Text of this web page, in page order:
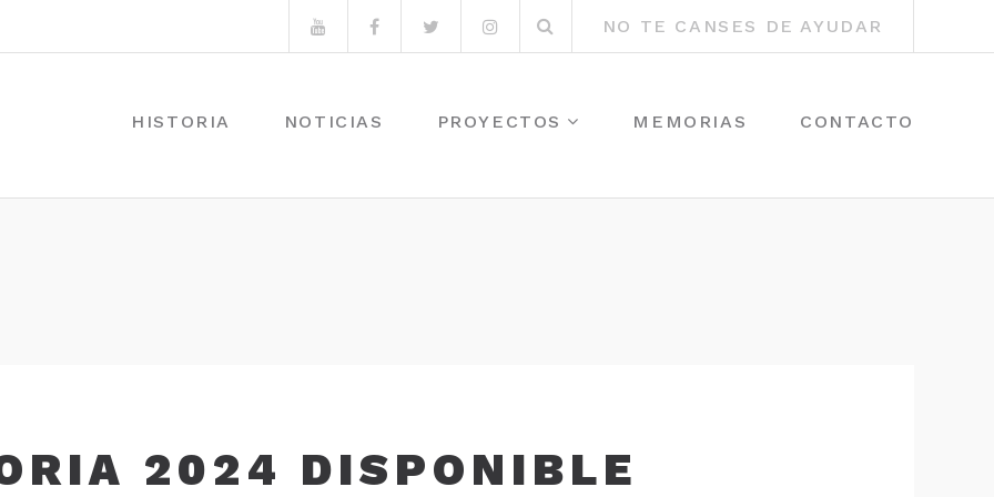
YoutubeFacebookTwitterInstagram
por:
NO TE CANSES DE AYUDAR
HISTORIA NOTICIAS PROYECTOS MEMORIAS CONTACTO
2024 DISPONIBLE